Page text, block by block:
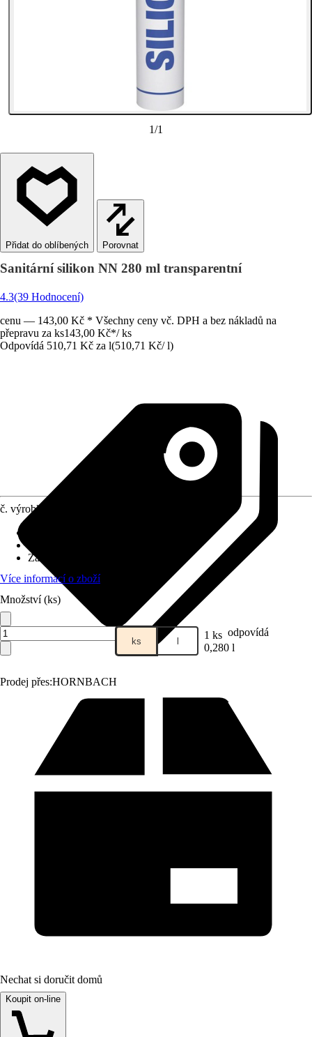
1/1
Porovnat
Sanitární silikon NN 280 ml transparentní
4.3(39 Hodnocení)
cenu — 143,00 Kč * Všechny ceny vč. DPH a bez nákladů na
přepravu za ks143,00 Kč*/ ks
Odpovídá 510,71 Kč za l(510,71 Kč/ l)
Prodej přes:HORNBACH
č. výrobku
Základní barva
Více informací o zboží
Množství (ks)
ks l 1 ks odpovídá
0,280 l
Nechat si doručit domů
Koupit on-line